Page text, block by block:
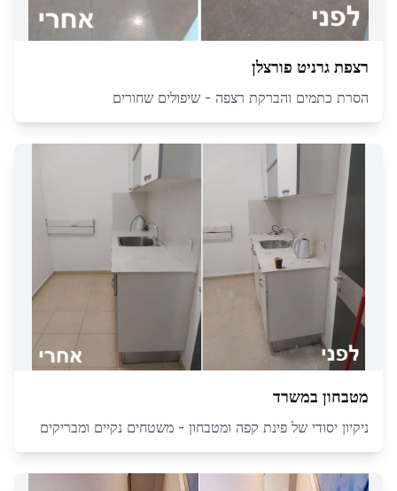
רצפת גרניט פורצלן
הסרת כתמים והברקת רצפה - שיפולים שחורים
מטבחון במשרד
ניקיון יסודי של פינת קפה ומטבחון - משטחים נקיים ומבריקים